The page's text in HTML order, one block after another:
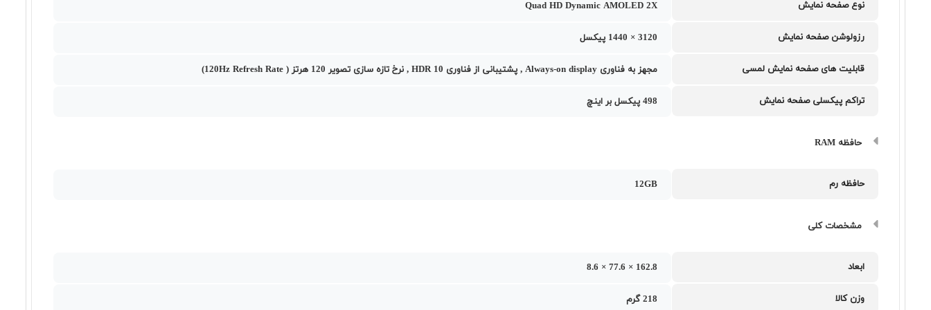
نوع صفحه نمایش Quad HD Dynamic AMOLED 2X
رزولوشن صفحه نمایش 3120 × 1440 پیکسل
قابلیت های صفحه نمایش لمسی مجهز به فناوری Always-on display , پشتیبانی از فناوری HDR 10 , نرخ تازه سازی تصویر 120 هرتز ( 120Hz Refresh Rate)
تراکم پیکسلی صفحه نمایش 498 پیکسل بر اینچ
حافظه RAM
حافظه رم 12GB
مشخصات کلی
ابعاد 162.8 × 77.6 × 8.6
وزن کالا 218 گرم